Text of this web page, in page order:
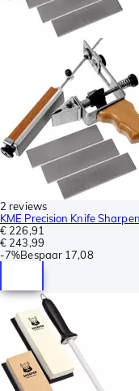
2 reviews
KME Precision Knife
€ 226,91
€ 243,99
-7%Bespaar 17,08